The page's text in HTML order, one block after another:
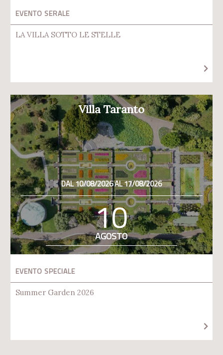
EVENTO SERALE
LA VILLA SOTTO LE STELLE
Villa Taranto
DAL 10/08/2026 AL 17/08/2026
10
AGOSTO
EVENTO SPECIALE
Summer Garden 2026